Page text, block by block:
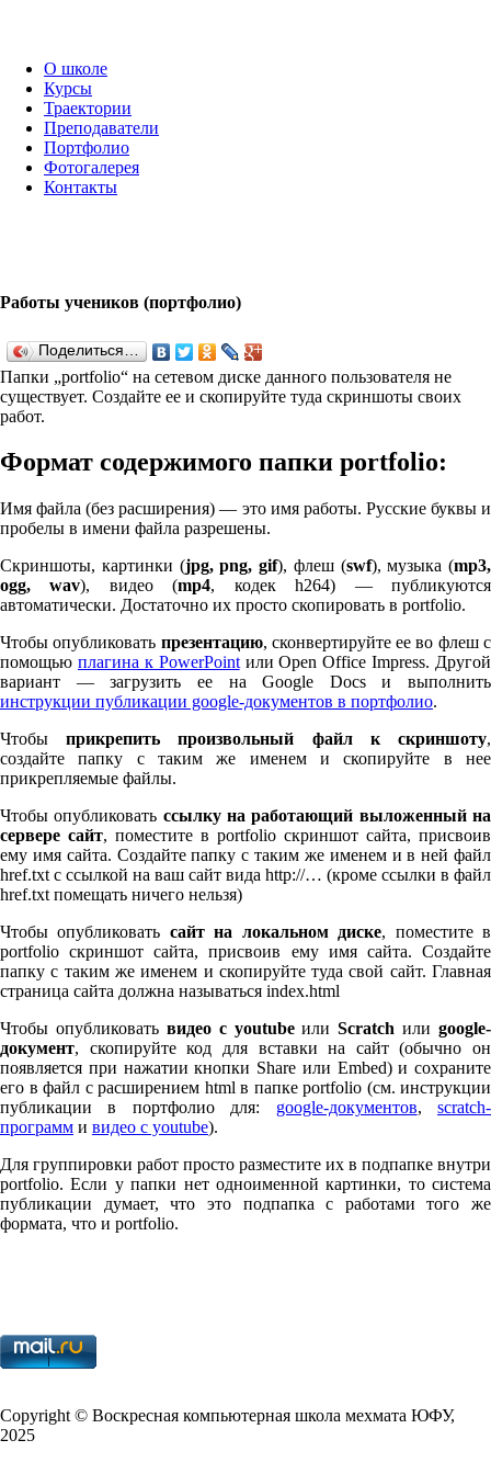
О школе
Курсы
Траектории
Преподаватели
Портфолио
Фотогалерея
Контакты
Работы учеников (портфолио)
Поделиться…
Папки „port­fo­lio“ на сетевом диске данного пользователя не
существует. Создайте ее и скопируйте туда скриншоты своих
работ.
Формат содержимого папки port­fo­lio:
Имя файла (без расширения) — это имя работы. Русские буквы и
пробелы в имени файла разрешены.
Скриншоты, картинки (jpg, png, gif), флеш (swf), музыка (mp3,
ogg, wav), видео (mp4, кодек h264) — публикуются
автоматически. Достаточно их просто скопировать в port­fo­lio.
Чтобы опубликовать презентацию, сконвертируйте ее во флеш с
помощью плагина к Pow­er­Pointили Open Office Impress. Другой
вариант — загрузить ее на Google Docs и выполнить
инструкции публикации google-документов в портфолио.
Чтобыприкрепить произвольный файл к скриншоту,
создайте папку с таким же именем и скопируйте в нее
прикрепляемые файлы.
Чтобы опубликовать ссылку на работающий выложенный на
сервере сайт, поместите в port­fo­lio скриншот сайта, присвоив
ему имя сайта. Создайте папку с таким же именем и в ней файл
href.txt с ссылкой на ваш сайт вида http://… (кроме ссылки в файл
href.txt помещать ничего нельзя)
Чтобы опубликовать сайт на локальном диске, поместите в
port­fo­lio скриншот сайта, присвоив ему имя сайта. Создайте
папку с таким же именем и скопируйте туда свой сайт. Главная
страница сайта должна называться index.html
Чтобы опубликовать видео с youtubeилиScratch или google-
документ, скопируйте код для вставки на сайт (обычно он
появляется при нажатии кнопки Share или Embed) и сохраните
его в файл с расширением html в папке port­fo­lio (см. инструкции
публикации в портфолио для: google-документов,scratch-
программ и видео с youtube).
Для группировки работ просто разместите их в подпапке внутри
port­fo­lio. Если у папки нет одноименной картинки, то система
публикации думает, что это подпапка с работами того же
формата, что и port­fo­lio.
Copy­right © Воскресная компьютерная школа мехмата ЮФУ,
2025